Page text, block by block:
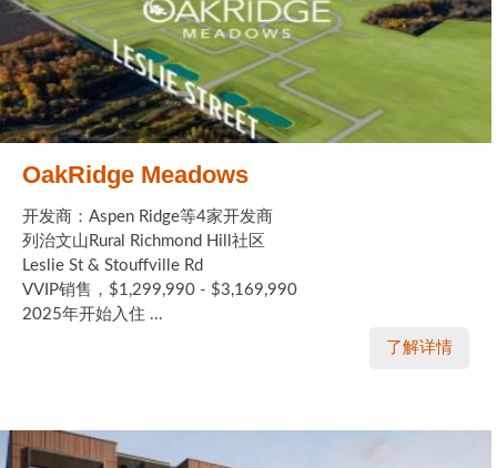
OakRidge Meadows
开发商：Aspen Ridge等4家开发商
列治文山Rural Richmond Hill社区
Leslie St & Stouffville Rd
VVIP销售，$1,299,990 - $3,169,990
2025年开始入住 ...
了解详情